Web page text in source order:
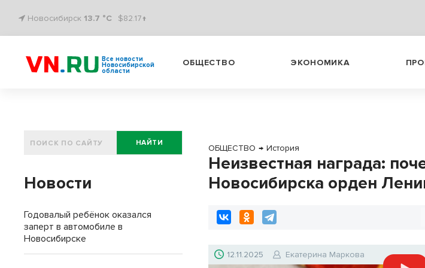
Новосибирск 13.7 °C $82.17↑
Все новости
Новосибирской
области
ОБЩЕСТВО ЭКОНОМИКА
ОБЩЕСТВО → История
Неизвестная награда:
Новосибирска орден
12.11.2025 Екатерина Маркова
НАЙТИ
Новости
Годовалый ребёнок оказался
заперт в автомобиле в
Новосибирске